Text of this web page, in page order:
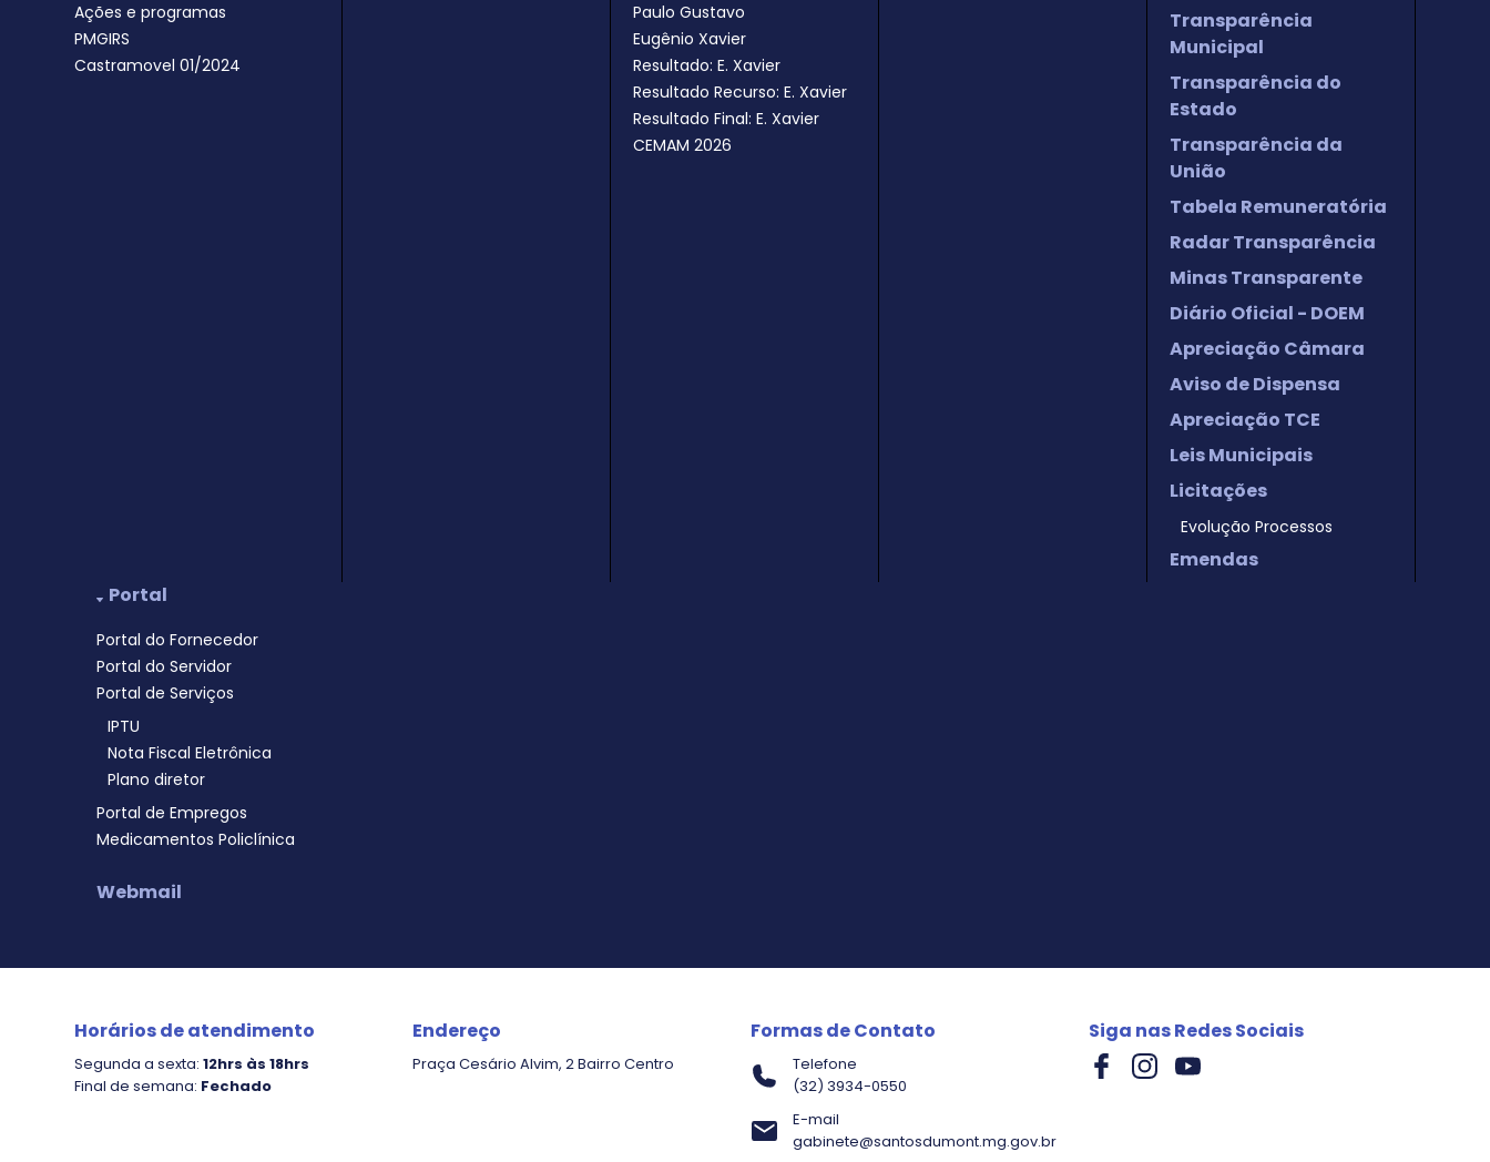
Ações e programas
PMGIRS
Castramovel 01/2024
Paulo Gustavo
Eugênio Xavier
Resultado: E. Xavier
Resultado Recurso: E. Xavier
Resultado Final: E. Xavier
CEMAM 2026
Transparência
Municipal
Transparência do
Estado
Transparência da
União
Tabela Remuneratória
Radar Transparência
Minas Transparente
Diário Oficial - DOEM
Apreciação Câmara
Aviso de Dispensa
Apreciação TCE
Leis Municipais
Licitações
Evolução Processos
Emendas
Portal
Portal do Fornecedor
Portal do Servidor
Portal de Serviços
IPTU
Nota Fiscal Eletrônica
Plano diretor
Portal de Empregos
Medicamentos Policlínica
Webmail
Horários de atendimento
Segunda a sexta:12hrs às 18hrs
Final de semana: Fechado
Endereço
Praça Cesário Alvim, 2 Bairro Centro
Formas de Contato
Telefone
(32) 3934-0550
E-mail
gabinete@santosdumont.mg.gov.br
Siga nas Redes Sociais